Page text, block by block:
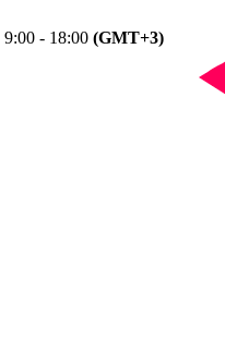
9:00 - 18:00 (GMT+3)